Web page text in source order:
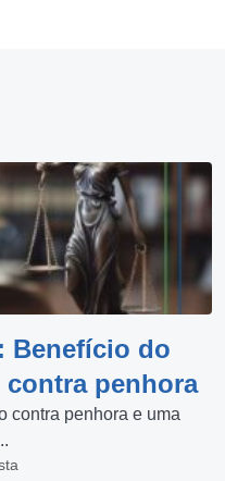
Benefício do
contra penhora
contra penhora e uma